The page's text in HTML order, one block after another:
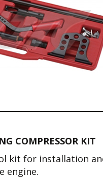
COMPRESSOR KIT
kit for installation
engine.